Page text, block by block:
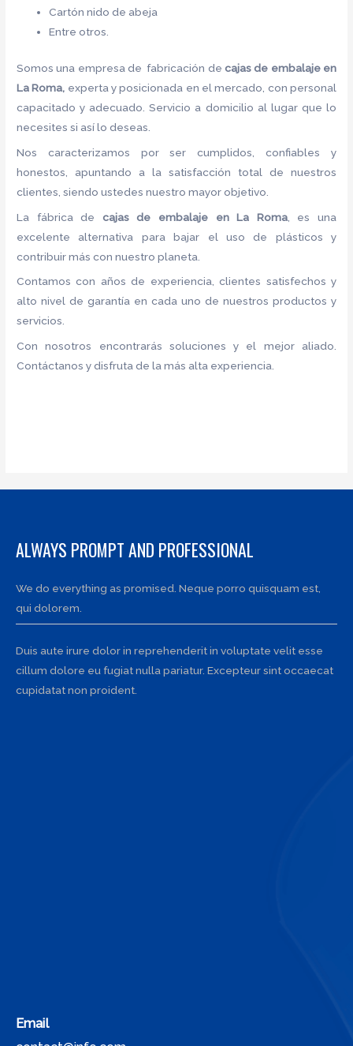
Cartón nido de abeja
Entre otros.
Somos una empresa de fabricación decajas de embalaje en
La Roma, experta y posicionada en el mercado, con personal
capacitado y adecuado. Servicio a domicilio al lugar que lo
necesites si así lo deseas.
Nos caracterizamos por ser cumplidos, confiables y
honestos, apuntando a la satisfacción total de nuestros
clientes, siendo ustedes nuestro mayor objetivo.
La fábrica de cajas de embalaje en La Roma, es una
excelente alternativa para bajar el uso de plásticos y
contribuir más con nuestro planeta.
Contamos con años de experiencia, clientes satisfechos y
alto nivel de garantía en cada uno de nuestros productos y
servicios.
Con nosotros encontrarás soluciones y el mejor aliado.
Contáctanos y disfruta de la más alta experiencia.
ALWAYS PROMPT AND PROFESSIONAL
We do everything as promised. Neque porro quisquam est,
qui dolorem.
Duis aute irure dolor in reprehenderit in voluptate velit esse
cillum dolore eu fugiat nulla pariatur. Excepteur sint occaecat
cupidatat non proident.
Email